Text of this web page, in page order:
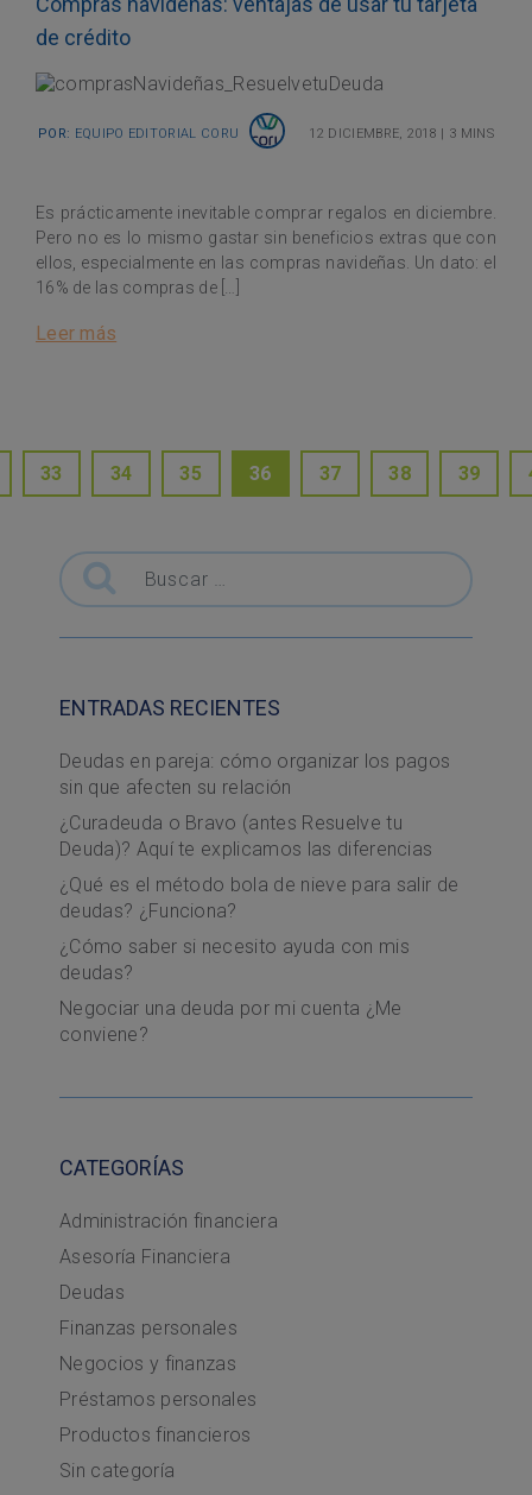
de crédito
Por: Equipo Editorial Coru 12 diciembre, 2018 | 3 mins
Es prácticamente inevitable comprar regalos en diciembre.
Pero no es lo mismo gastar sin beneficios extras que con
ellos, especialmente en las compras navideñas. Un dato: el
16% de las compras de […]
Leer más
Posts navigation
33 34 35 36 37 38 39
Buscar
ENTRADAS RECIENTES
Deudas en pareja: cómo organizar los pagos
sin que afecten su relación
¿Curadeuda o Bravo (antes Resuelve tu
Deuda)? Aquí te explicamos las diferencias
¿Qué es el método bola de nieve para salir de
deudas? ¿Funciona?
¿Cómo saber si necesito ayuda con mis
deudas?
Negociar una deuda por mi cuenta ¿Me
conviene?
CATEGORÍAS
Administración financiera
Asesoría Financiera
Deudas
Finanzas personales
Negocios y finanzas
Préstamos personales
Productos financieros
Sin categoría